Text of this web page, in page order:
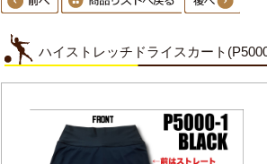
ハイストレッチドライスカート